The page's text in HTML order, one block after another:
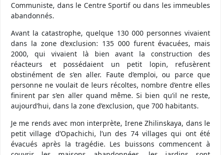
Communiste, dans le Centre Sportif ou dans les immeubles
abandonnés.
Avant la catastrophe, quelque 130 000 personnes vivaient
dans la zone d’exclusion: 135 000 furent évacuées, mais
2000, qui vivaient là bien avant la construction des
réacteurs et possédaient un petit lopin, refusèrent
obstinément de s’en aller. Faute d’emploi, ou parce que
personne ne voulait de leurs récoltes, nombre d’entre elles
finirent par s’en aller quand même. Si bien qu’il ne reste,
aujourd’hui, dans la zone d’exclusion, que 700 habitants.
Je me rends avec mon interprète, Irene Zhilinskaya, dans le
petit village d’Opachichi, l’un des 74 villages qui ont été
évacués après la tragédie. Les buissons commencent à